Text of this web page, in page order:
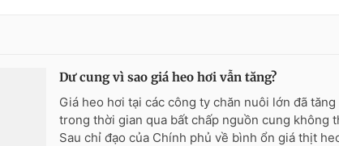
Dư cung vì sao giá heo hơi vẫn tăng?
Giá heo hơi tại các công ty chăn nuôi lớn đã tăng
trong thời gian qua bất chấp nguồn cung không
Sau chỉ đạo của Chính phủ về bình ổn giá thịt